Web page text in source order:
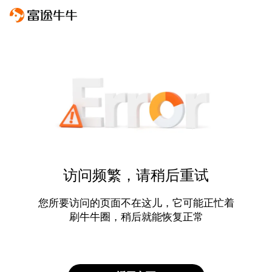
访问频繁，请稍后重试
您所要访问的页面不在这儿，它可能正忙着
刷牛牛圈，稍后就能恢复正常